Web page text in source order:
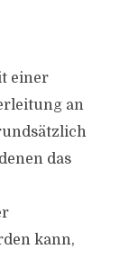
einer
an
das
kann,